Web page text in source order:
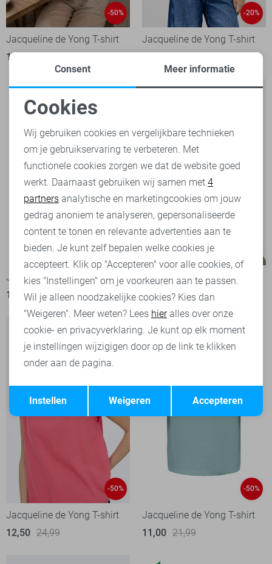
-50%
Jacqueline de Yong T-shirt
16,00
-20%
Jacqueline de Yong T-shirt
-50%
Jacqueline de Yong T-shirt
11,00
21,99
Jacqueline de Yong T-shirt
12,50 24,99
-50%
Jacqueline de Yong T-shirt
12,50 24,99
-50%
Jacqueline de Yong T-shirt
11,00 21,99
Noodzakelijke cookies
Personalisatie cookies
Analytische cookies
Marketing cookies
Terug Opslaan
Consent Meer informatie
Cookies
Wij gebruiken cookies en vergelijkbare technieken
om je gebruikservaring te verbeteren. Met
functionele cookies zorgen we dat de website goed
werkt. Daarnaast gebruiken wij samen met 4
partners analytische en marketingcookies om jouw
gedrag anoniem te analyseren, gepersonaliseerde
content te tonen en relevante advertenties aan te
bieden. Je kunt zelf bepalen welke cookies je
accepteert. Klik op "Accepteren" voor alle cookies, of
kies "Instellingen" om je voorkeuren aan te passen.
Wil je alleen noodzakelijke cookies? Kies dan
"Weigeren". Meer weten? Lees hieralles over onze
cookie- en privacyverklaring. Je kunt op elk moment
je instellingen wijzigigen door op de link te klikken
onder aan de pagina.
Accepteren
Weigeren
Instellen